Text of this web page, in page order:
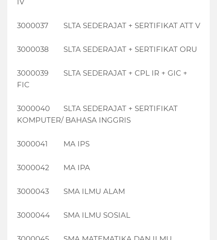
IV
3000037 SLTA SEDERAJAT + SERTIFIKAT ATT V
3000038 SLTA SEDERAJAT + SERTIFIKAT ORU
3000039
SLTA SEDERAJAT + CPL IR + GIC +
FIC
3000040
SLTA SEDERAJAT + SERTIFIKAT
KOMPUTER/ BAHASA INGGRIS
3000041 MA IPS
3000042 MA IPA
3000043 SMA ILMU ALAM
3000044 SMA ILMU SOSIAL